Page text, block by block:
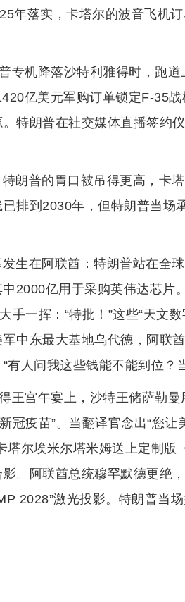
年落实，卡塔尔的波音飞机
专机降落沙特利雅得时，跑
亿美元军购订单锁定F-35
特朗普在社交媒体直播签约
朗普的胃口被吊得更高，卡
排到2030年，但特朗普当场
生在阿联酋：特朗普站在全
2000亿用于采购英伟达芯片
手一挥：“特批！”这些“天文
中东最大基地乌代德，阿联
有人问我这些钱能不能到位？
王宫午宴上，沙特王储萨勒
冠疫苗”。当翻译官念出“您
塔尔埃米尔塔米姆送上定制
。阿联酋总统穆罕默德更绝
2028”激光投影。特朗普当